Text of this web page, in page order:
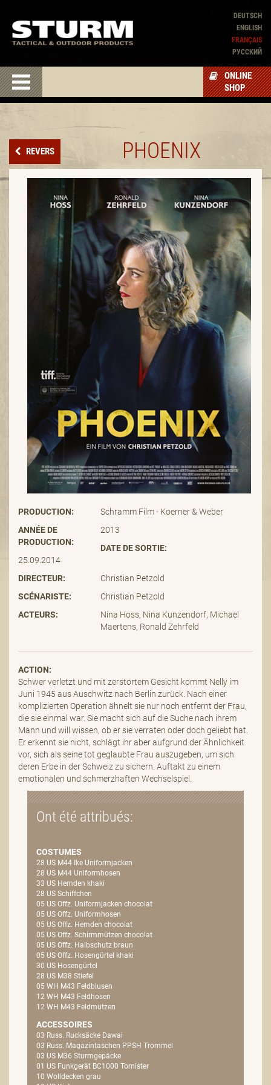
DEUTSCH
ENGLISH
FRANÇAIS
PУССКИЙ
ONLINE
SHOP
REVERS PHOENIX
PRODUCTION:
Schramm Film - Koerner & Weber
ANNÉE DE
PRODUCTION:
2013
DATE DE SORTIE:
25.09.2014
DIRECTEUR:
Christian Petzold
SCÉNARISTE:
Christian Petzold
ACTEURS:
Nina Hoss, Nina Kunzendorf, Michael
Maertens, Ronald Zehrfeld
ACTION:
Schwer verletzt und mit zerstörtem Gesicht kommt Nelly im
Juni 1945 aus Auschwitz nach Berlin zurück. Nach einer
komplizierten Operation ähnelt sie nur noch entfernt der Frau,
die sie einmal war. Sie macht sich auf die Suche nach ihrem
Mann und will wissen, ob er sie verraten oder doch geliebt hat.
Er erkennt sie nicht, schlägt ihr aber aufgrund der Ähnlichkeit
vor, sich als seine tot geglaubte Frau auszugeben, um sich
deren Erbe in der Schweiz zu sichern. Auftakt zu einem
emotionalen und schmerzhaften Wechselspiel.
Ont été attribués:
COSTUMES
28 US M44 Ike Uniformjacken
28 US M44 Uniformhosen
33 US Hemden khaki
28 US Schiffchen
05 US Offz. Uniformjacken chocolat
05 US Offz. Uniformhosen
05 US Offz. Hemden chocolat
05 US Offz. Schirmmützen chocolat
05 US Offz. Halbschutz braun
05 US Offz. Hosengürtel khaki
30 US Hosengürtel
28 US M38 Stiefel
05 WH M43 Feldblusen
12 WH M43 Feldhosen
12 WH M43 Feldmützen
ACCESSOIRES
03 Russ. Rucksäcke Dawai
03 Russ. Magazintaschen PPSH Trommel
03 US M36 Sturmgepäcke
01 US Funkgerät BC1000 Tornister
10 Wolldecken grau